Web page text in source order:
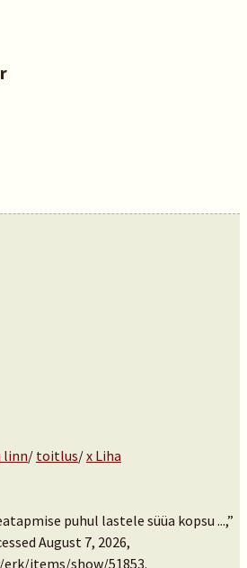
linn/ toitlus/x Liha
puhul lastele süüa kopsu ...,”
August 7, 2026,
items/show/51853.